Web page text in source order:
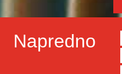
Napredno